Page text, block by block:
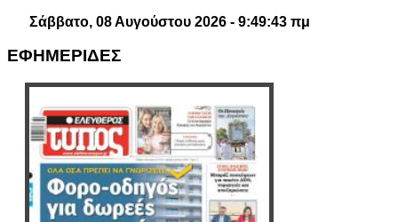
Σάββατο, 08 Αυγούστου 2026 - 9:49:44 πμ
ΕΦΗΜΕΡΙΔΕΣ